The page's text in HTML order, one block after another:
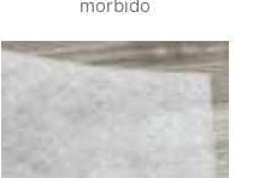
morbido